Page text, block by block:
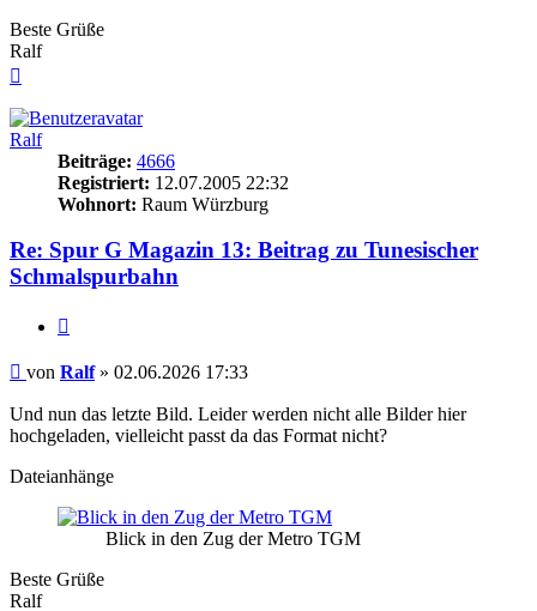
Beste Grüße
Ralf
Ralf
Beiträge: 4666
Registriert: 12.07.2005 22:32
Wohnort: Raum Würzburg
Re: Spur G Magazin 13: Beitrag zu Tunesischer
Schmalspurbahn
Beitrag
von Ralf» 02.06.2026 17:33
Und nun das letzte Bild. Leider werden nicht alle Bilder hier
hochgeladen, vielleicht passt da das Format nicht?
Dateianhänge
Blick in den Zug der Metro TGM
Beste Grüße
Ralf